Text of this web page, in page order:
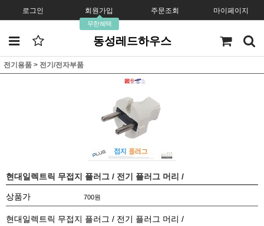
로그인 회원가입
무한혜택
주문조회 마이페이지
동성레드하우스
전기용품 > 전기/전자부품
현대일렉트릭 무접지 플러그 / 전기 플러그 머리 /
상품가 700원
현대일렉트릭 무접지 플러그 / 전기 플러그 머리 /